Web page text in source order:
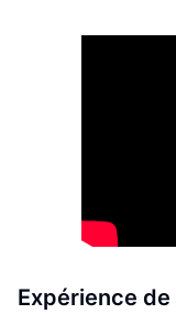
Expérience